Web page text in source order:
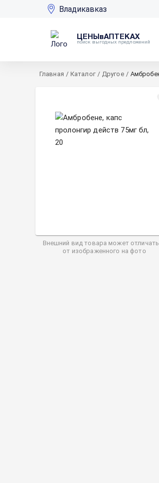
Владикавказ
ЦЕНЫвАПТЕКАХ
поиск выгодных предложений
Главная / Каталог / Другое /
Внешний вид товара может
от изображенного на фото